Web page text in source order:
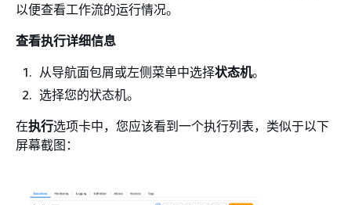
以便查看工作流的运行情况。
查看执行详细信息
从导航面包屑或左侧菜单中选择状态机。
选择您的状态机。
在执行选项卡中，您应该看到一个执行列表，类似于以下
屏幕截图：